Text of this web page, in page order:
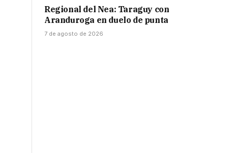
Regional del Nea: Taraguy con
Aranduroga en duelo de punta
7 de agosto de 2026